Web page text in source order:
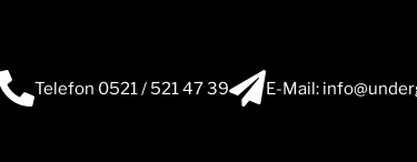
Telefon 0521 / 521 47 39 E-Mail: